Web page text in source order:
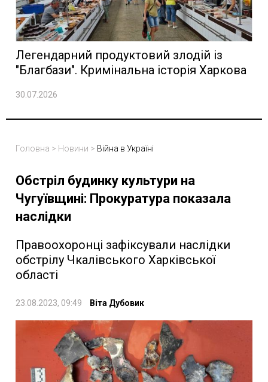
Легендарний продуктовий злодій із
"Благбази". Кримінальна історія Харкова
30.07.2026
Головна > Новини > Війна в Україні
Обстріл будинку культури на
Чугуївщині: Прокуратура показала
наслідки
Правоохоронці зафіксували наслідки
обстрілу Чкалівського Харківської
області
23.08.2023, 09:49 Віта Дубовик